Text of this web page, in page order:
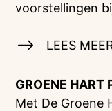
voorstellingen
LEES
GROENE HART
Met De Groene